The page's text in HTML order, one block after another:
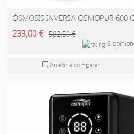
AÑADIR A LA CESTA
ÓSMOSIS INVERSA OSMOPUR 600
233,00 € 582,50 €
6
Añadir a comparar